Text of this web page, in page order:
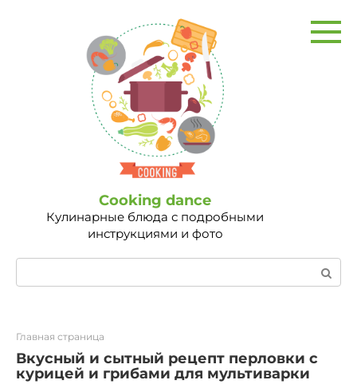
Сooking dance
Кулинарные блюда с подробными
инструкциями и фото
Поиск:
Главная страница
Вкусный и сытный рецепт перловки с
курицей и грибами для мультиварки